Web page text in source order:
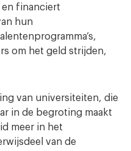
financiert
hun
om het geld strijden,
van universiteiten, die
in de begroting maakt
meer in het
van de